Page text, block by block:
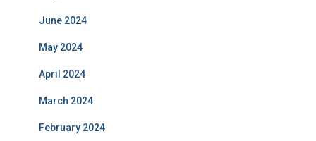
June 2024
May 2024
April 2024
March 2024
February 2024